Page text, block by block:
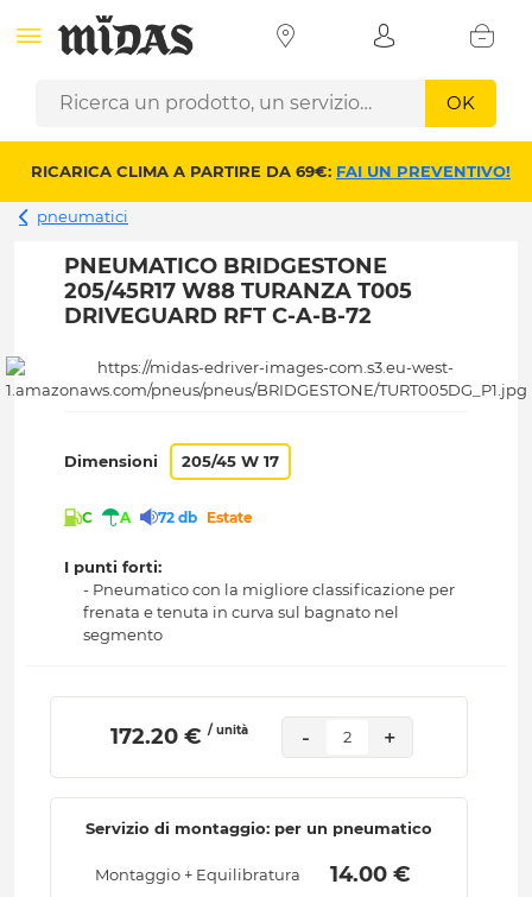
OK
RICARICA CLIMA A PARTIRE DA 69€: FAI UN PREVENTIVO!
pneumatici
PNEUMATICO BRIDGESTONE
205/45R17 W88 TURANZA T005
DRIVEGUARD RFT C-A-B-72
Dimensioni 205/45 W 17
C A 72 db Estate
I punti forti:
- Pneumatico con la migliore classificazione per
frenata e tenuta in curva sul bagnato nel
segmento
172.20 € / unità - 2 +
Servizio di montaggio: per un pneumatico
Montaggio + Equilibratura 14.00 €